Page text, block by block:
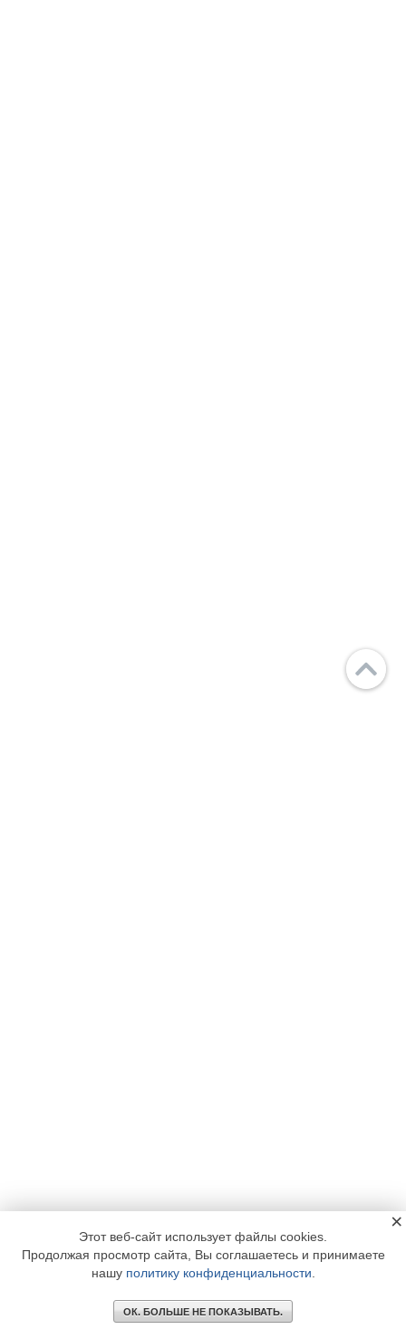
Этот веб-сайт использует файлы cookies.
Продолжая просмотр сайта, Вы соглашаетесь и принимаете
нашу политику конфиденциальности
ОК. БОЛЬШЕ НЕ ПОКАЗЫВАТЬ.
×